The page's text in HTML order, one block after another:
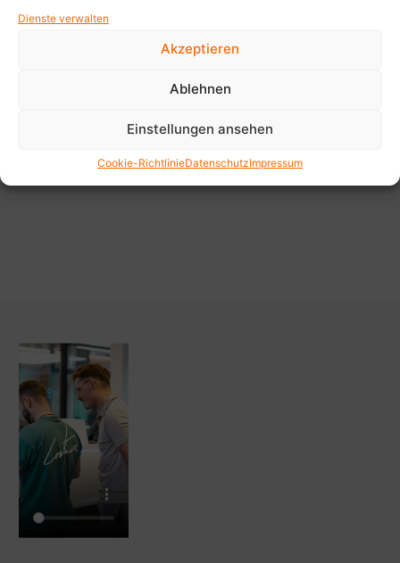
Dienste verwalten
Akzeptieren
Ablehnen
Einstellungen ansehen
Cookie-RichtlinieDatenschutzImpressum
Basierend auf dem Film haben wir mehrere
Kinospot für die Volksbank produziert.